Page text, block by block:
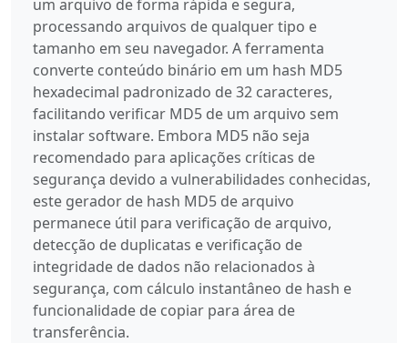
um arquivo de forma rápida e segura,
processando arquivos de qualquer tipo e
tamanho em seu navegador. A ferramenta
converte conteúdo binário em um hash MD5
hexadecimal padronizado de 32 caracteres,
facilitando verificar MD5 de um arquivo sem
instalar software. Embora MD5 não seja
recomendado para aplicações críticas de
segurança devido a vulnerabilidades conhecidas,
este gerador de hash MD5 de arquivo
permanece útil para verificação de arquivo,
detecção de duplicatas e verificação de
integridade de dados não relacionados à
segurança, com cálculo instantâneo de hash e
funcionalidade de copiar para área de
transferência.